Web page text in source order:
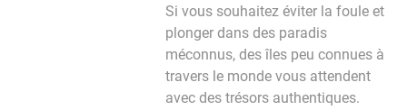
Si vous souhaitez éviter la foule et
plonger dans des paradis
méconnus, des îles peu connues à
travers le monde vous attendent
avec des trésors authentiques.